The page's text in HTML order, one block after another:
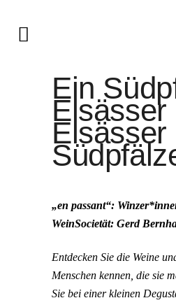
Ein
Elsässer
Elsässer
„en passant“:
WeinSocietät: Gerd
Entdecken Sie die Weine
Menschen kennen, die sie
Sie bei einer kleinen